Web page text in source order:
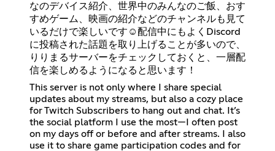
なのデバイス紹介、世界中のみんなのご飯、おす
すめゲーム、映画の紹介などのチャンネルも見て
いるだけで楽しいです☺配信中にもよくDiscord
に投稿された話題を取り上げることが多いので、
りりまるサーバーをチェックしておくと、一層配
信を楽しめるようになると思います！
This server is not only where I share special
updates about my streams, but also a cozy place
for Twitch Subscribers to hang out and chat. It’s
the social platform I use the most—I often post
on my days off or before and after streams. I also
use it to share game participation codes and for